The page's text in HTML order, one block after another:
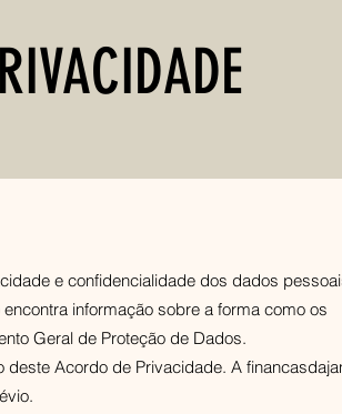
e confidencialidade dos dados
informação sobre a forma como os
Geral de Proteção de Dados.
Acordo de Privacidade. A